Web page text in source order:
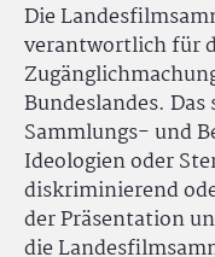
Die
verantwortlich für
Bundeslandes.
Sammlungs- und
Ideologien oder
diskriminierend
der Präsentation
die